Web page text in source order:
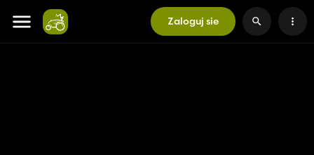
Zaloguj sie